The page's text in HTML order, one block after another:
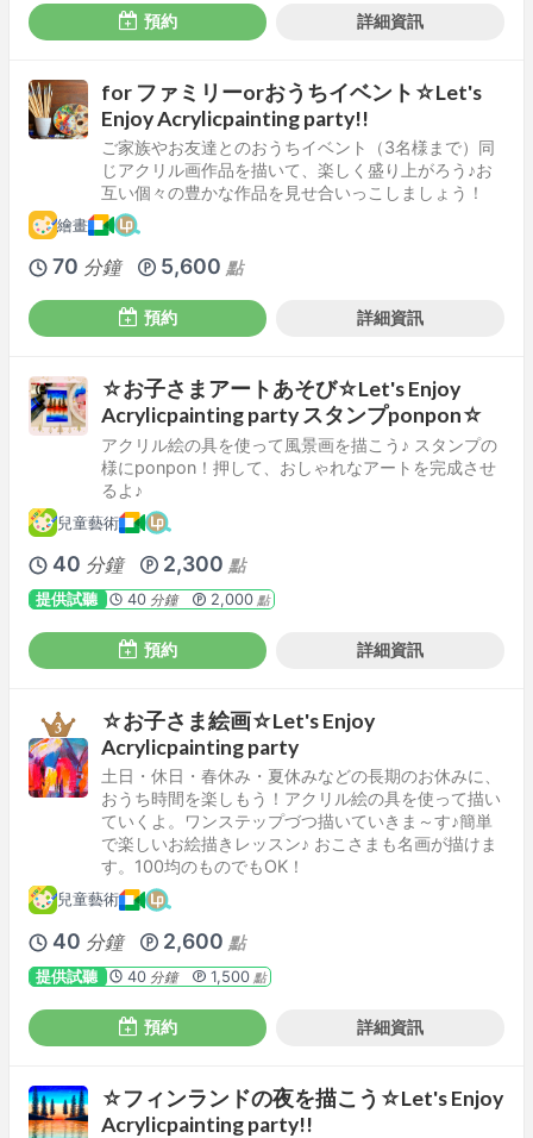
預約 詳細資訊
for ファミリーorおうちイベント☆Let's
Enjoy Acrylicpainting party!!
ご家族やお友達とのおうちイベント（3名様まで）同
じアクリル画作品を描いて、楽しく盛り上がろう♪お
互い個々の豊かな作品を見せ合いっこしましょう！
繪畫
70 分鐘 5,600 點
預約 詳細資訊
☆お子さまアートあそび☆Let's Enjoy
Acrylicpainting party スタンプponpon☆
アクリル絵の具を使って風景画を描こう♪ スタンプの
様にponpon！押して、おしゃれなアートを完成させ
るよ♪
兒童藝術
40 分鐘 2,300 點
提供試聽 40 分鐘 2,000點
預約 詳細資訊
☆お子さま絵画☆Let's Enjoy
Acrylicpainting party
土日・休日・春休み・夏休みなどの長期のお休みに、
おうち時間を楽しもう！アクリル絵の具を使って描い
ていくよ。ワンステップづつ描いていきま～す♪簡単
で楽しいお絵描きレッスン♪ おこさまも名画が描けま
す。100均のものでもOK！
兒童藝術
40 分鐘 2,600 點
提供試聽 40 分鐘 1,500點
預約 詳細資訊
☆フィンランドの夜を描こう☆Let's Enjoy
Acrylicpainting party!!